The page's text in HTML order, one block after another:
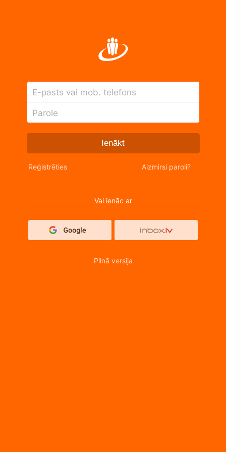
E-pasts vai mob. telefons
Parole
Ienākt
Reģistrēties Aizmirsi paroli?
Vai ienāc ar
Pilnā versija